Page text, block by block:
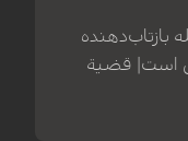
است| قضیة